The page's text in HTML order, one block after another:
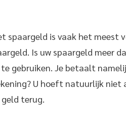
spaargeld is vaak het meest
Is uw spaargeld meer
gebruiken. Je betaalt
U hoeft natuurlijk niet
geld terug.